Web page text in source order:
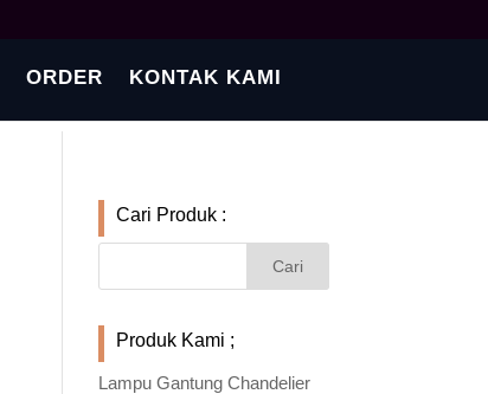
ORDER KONTAK KAMI
Cari Produk :
Produk Kami ;
Lampu Gantung Chandelier